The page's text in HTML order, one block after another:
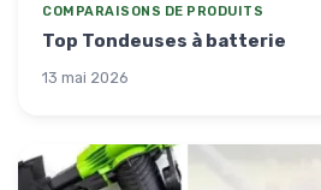
COMPARAISONS DE PRODUITS
Top Tondeuses à batterie
13 mai 2026